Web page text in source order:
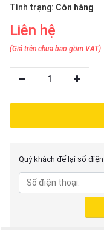
Tình trạng: Còn hàng
Liên hệ
(Giá trên chưa bao gồm VAT)
1
Quý khách để lại số
Tiếng